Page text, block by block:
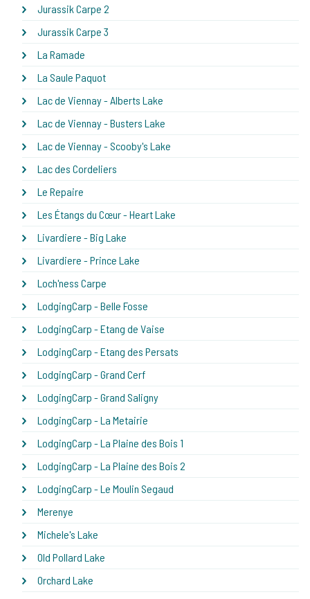
Jurassik Carpe 2
Jurassik Carpe 3
La Ramade
La Saule Paquot
Lac de Viennay - Alberts Lake
Lac de Viennay - Busters Lake
Lac de Viennay - Scooby's Lake
Lac des Cordeliers
Le Repaire
Les Étangs du Cœur - Heart Lake
Livardiere - Big Lake
Livardiere - Prince Lake
Loch'ness Carpe
LodgingCarp - Belle Fosse
LodgingCarp - Etang de Vaise
LodgingCarp - Etang des Persats
LodgingCarp - Grand Cerf
LodgingCarp - Grand Saligny
LodgingCarp - La Metairie
LodgingCarp - La Plaine des Bois 1
LodgingCarp - La Plaine des Bois 2
LodgingCarp - Le Moulin Segaud
Merenye
Michele's Lake
Old Pollard Lake
Orchard Lake